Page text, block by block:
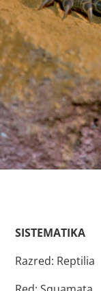
SISTEMATIKA
Razred: Reptilia